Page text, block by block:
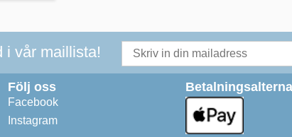
i vår maillista!
Följ oss
Facebook
Instagram